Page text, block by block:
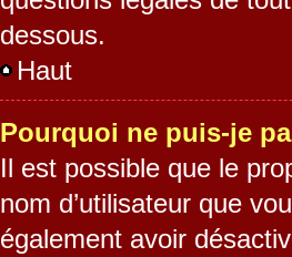
dessous.
Haut
Pourquoi ne puis-je
Il est possible que le
nom d’utilisateur que
également avoir